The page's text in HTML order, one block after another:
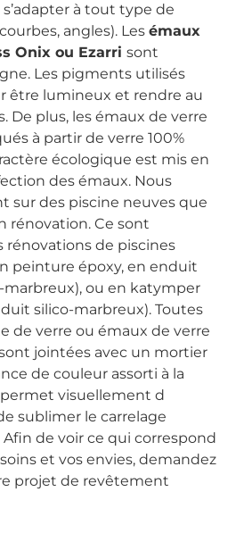
à tout type de
angles). Les émaux
Onix ou Ezarri sont
Les pigments utilisés
être lumineux et rendre au
De plus, les émaux de verre
à partir de verre 100%
écologique est mis en
des émaux. Nous
sur des piscine neuves que
rénovation. Ce sont
rénovations de piscines
peinture époxy, en enduit
marbreux), ou en katymper
silico-marbreux). Toutes
de verre ou émaux de verre
jointées avec un mortier
de couleur assorti à la
visuellement d
sublimer le carrelage
de voir ce qui correspond
et vos envies, demandez
projet de revêtement